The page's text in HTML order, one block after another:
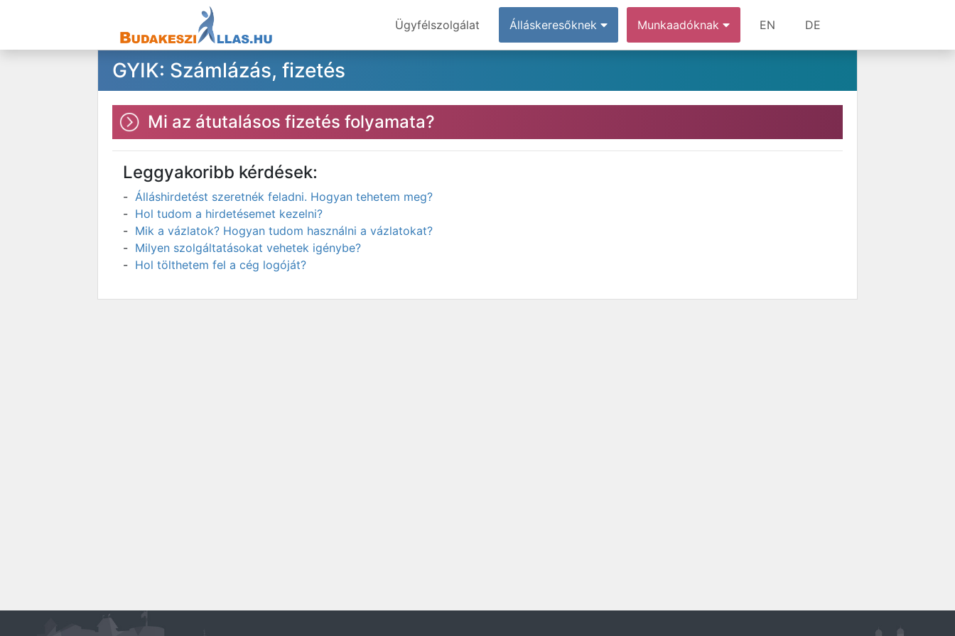
Ügyfélszolgálat Álláskeresőknek Munkaadóknak EN DE
GYIK: Számlázás, fizetés
Mi az átutalásos fizetés folyamata?
Leggyakoribb kérdések:
Álláshirdetést szeretnék feladni. Hogyan tehetem meg?
Hol tudom a hirdetésemet kezelni?
Mik a vázlatok? Hogyan tudom használni a vázlatokat?
Milyen szolgáltatásokat vehetek igénybe?
Hol tölthetem fel a cég logóját?